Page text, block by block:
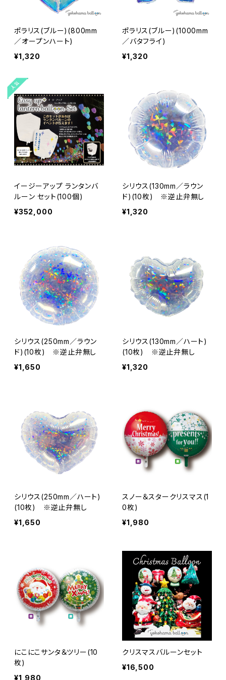
ポラリス(ブルー)(800mm
／オープンハート)
¥1,320
ポラリス(ブルー)(1000mm
／バタフライ)
¥1,320
イージーアップ ランタンバ
ルーン セット(100個)
¥352,000
シリウス(130mm／ラウン
ド)(10枚) ※逆止弁無し
¥1,320
シリウス(250mm／ラウン
ド)(10枚) ※逆止弁無し
¥1,650
シリウス(130mm／ハート)
(10枚) ※逆止弁無し
¥1,320
シリウス(250mm／ハート)
(10枚) ※逆止弁無し
¥1,650
スノー＆スタークリスマス(1
0枚)
¥1,980
にこにこサンタ＆ツリー(10
枚)
¥1,980
クリスマスバルーンセット
¥16,500